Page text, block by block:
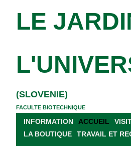
LE
(SLOVENIE)
FACULTE BIOTECHNIQUE
INFORMATION ACCUEIL
LA BOUTIQUE
TRAVAIL ET